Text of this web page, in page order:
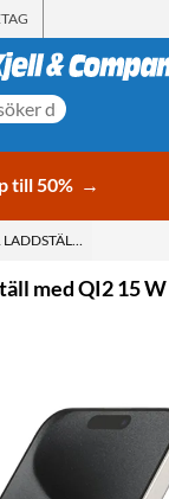
till 50% →
MED QI2 15 W
med QI2 15 W